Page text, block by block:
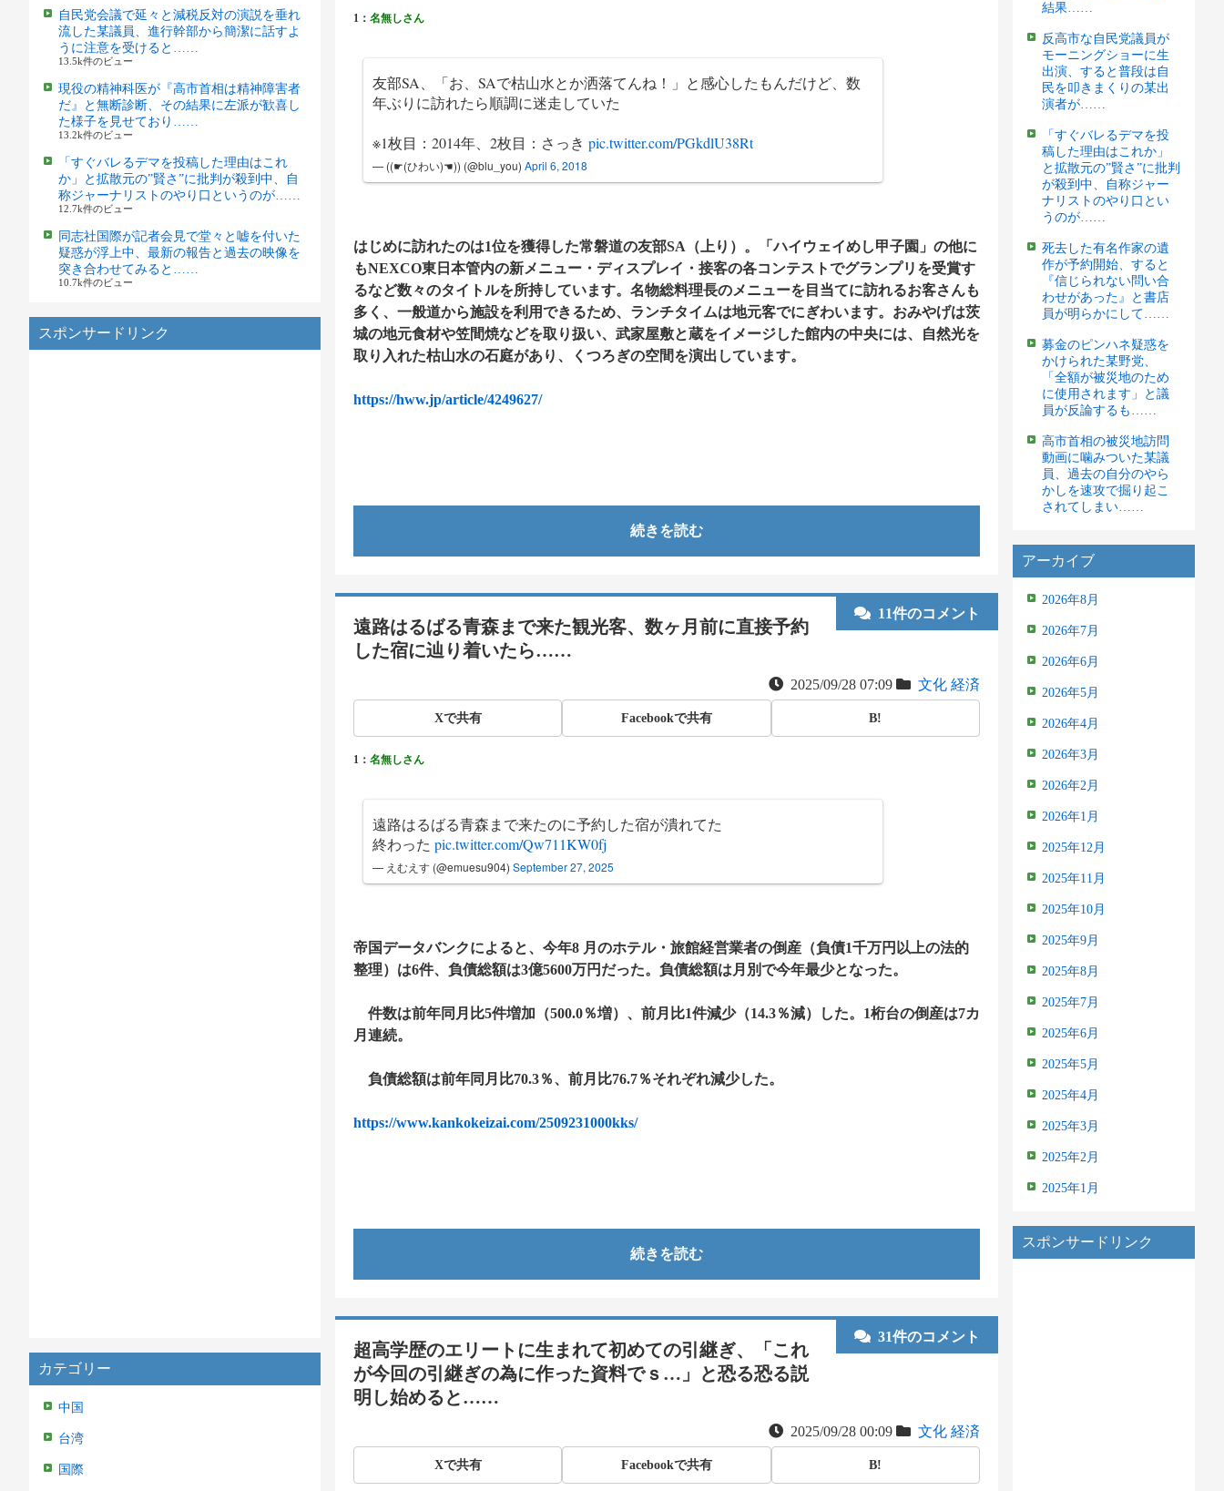
自民党会議で延々と減税反対の演説を垂れ
流した某議員、進行幹部から簡潔に話すよ
うに注意を受けると……
13.5k件のビュー
現役の精神科医が『高市首相は精神障害者
だ』と無断診断、その結果に左派が歓喜し
た様子を見せており……
13.2k件のビュー
「すぐバレるデマを投稿した理由はこれ
か」と拡散元の”賢さ”に批判が殺到中、自
称ジャーナリストのやり口というのが……
12.7k件のビュー
同志社国際が記者会見で堂々と嘘を付いた
疑惑が浮上中、最新の報告と過去の映像を
突き合わせてみると……
10.7k件のビュー
スポンサードリンク
カテゴリー
中国
台湾
国際
1： 名無しさん
友部SA、「お、SAで枯山水とか洒落てんね！」と感心したもんだけど、数
年ぶりに訪れたら順調に迷走していた
※1枚目：2014年、2枚目：さっき pic.twitter.com/PGkdlU38Rt
— ((☛(ひわい)☚)) (@blu_you) April 6, 2018
はじめに訪れたのは1位を獲得した常磐道の友部SA（上り）。「ハイウェイめし甲子園」の他に
もNEXCO東日本管内の新メニュー・ディスプレイ・接客の各コンテストでグランプリを受賞す
るなど数々のタイトルを所持しています。名物総料理長のメニューを目当てに訪れるお客さんも
多く、一般道から施設を利用できるため、ランチタイムは地元客でにぎわいます。おみやげは茨
城の地元食材や笠間焼などを取り扱い、武家屋敷と蔵をイメージした館内の中央には、自然光を
取り入れた枯山水の石庭があり、くつろぎの空間を演出しています。
https://hww.jp/article/4249627/
続きを読む
11件のコメント
遠路はるばる青森まで来た観光客、数ヶ月前に直接予約
した宿に辿り着いたら……
2025/09/28 07:09 文化 経済
Xで共有 Facebookで共有 B!
1： 名無しさん
遠路はるばる青森まで来たのに予約した宿が潰れてた
終わった pic.twitter.com/Qw711KW0fj
— えむえす (@emuesu904) September 27, 2025
帝国データバンクによると、今年8 月のホテル・旅館経営業者の倒産（負債1千万円以上の法的
整理）は6件、負債総額は3億5600万円だった。負債総額は月別で今年最少となった。
件数は前年同月比5件増加（500.0％増）、前月比1件減少（14.3％減）した。1桁台の倒産は7カ
月連続。
負債総額は前年同月比70.3％、前月比76.7％それぞれ減少した。
https://www.kankokeizai.com/2509231000kks/
続きを読む
31件のコメント
超高学歴のエリートに生まれて初めての引継ぎ、「これ
が今回の引継ぎの為に作った資料でｓ…」と恐る恐る説
明し始めると……
2025/09/28 00:09 文化 経済
Xで共有 Facebookで共有 B!
結果……
反高市な自民党議員が
モーニングショーに生
出演、すると普段は自
民を叩きまくりの某出
演者が……
「すぐバレるデマを投
稿した理由はこれか」
と拡散元の”賢さ”に批判
が殺到中、自称ジャー
ナリストのやり口とい
うのが……
死去した有名作家の遺
作が予約開始、すると
『信じられない問い合
わせがあった』と書店
員が明らかにして……
募金のピンハネ疑惑を
かけられた某野党、
「全額が被災地のため
に使用されます」と議
員が反論するも……
高市首相の被災地訪問
動画に噛みついた某議
員、過去の自分のやら
かしを速攻で掘り起こ
されてしまい……
アーカイブ
2026年8月
2026年7月
2026年6月
2026年5月
2026年4月
2026年3月
2026年2月
2026年1月
2025年12月
2025年11月
2025年10月
2025年9月
2025年8月
2025年7月
2025年6月
2025年5月
2025年4月
2025年3月
2025年2月
2025年1月
スポンサードリンク